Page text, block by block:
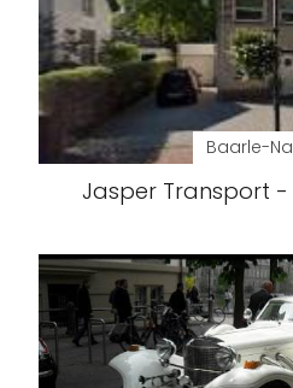
Baarle-
Jasper Transport